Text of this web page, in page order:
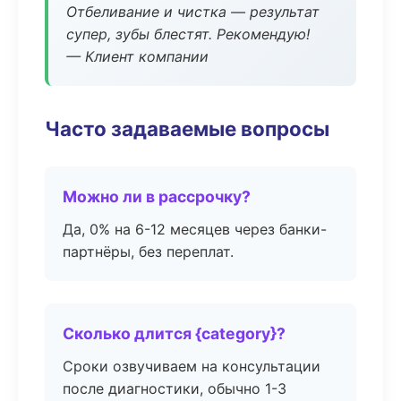
Отбеливание и чистка — результат
супер, зубы блестят. Рекомендую!
— Клиент компании
Часто задаваемые вопросы
Можно ли в рассрочку?
Да, 0% на 6-12 месяцев через банки-
партнёры, без переплат.
Сколько длится {category}?
Сроки озвучиваем на консультации
после диагностики, обычно 1-3